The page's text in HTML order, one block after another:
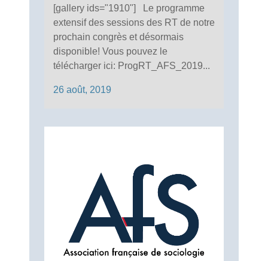
[gallery ids="1910"] Le programme
extensif des sessions des RT de notre
prochain congrès et désormais
disponible! Vous pouvez le
télécharger ici: ProgRT_AFS_2019...
26 août, 2019